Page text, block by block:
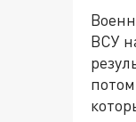
ВСУ